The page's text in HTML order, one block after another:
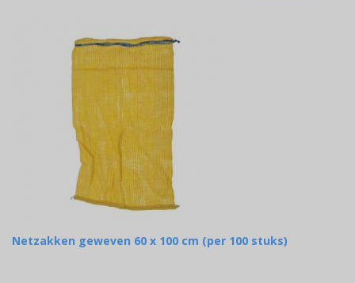
Netzakken geweven 60 x 100 cm (per 100 stuks)